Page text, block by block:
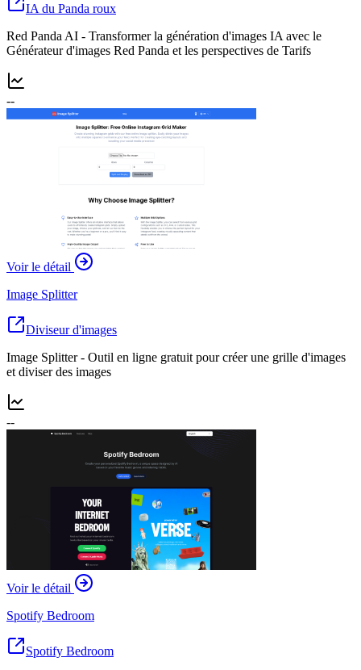
IA du Panda roux
Red Panda AI - Transformer la génération d'images IA avec le
Générateur d'images Red Panda et les perspectives de Tarifs
--
Voir le détail
Image Splitter
Diviseur d'images
Image Splitter - Outil en ligne gratuit pour créer une grille d'images
et diviser des images
--
Voir le détail
Spotify Bedroom
Spotify Bedroom